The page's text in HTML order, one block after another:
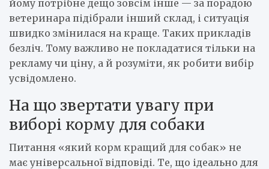
йому потрібне дещо зовсім інше — за порадою
ветеринара підібрали інший склад, і ситуація
швидко змінилася на краще. Таких прикладів
безліч. Тому важливо не покладатися тільки на
рекламу чи ціну, а й розуміти, як робити вибір
усвідомлено.
На що звертати увагу при
виборі корму для собаки
Питання «який корм кращий для собак» не
має універсальної відповіді. Те, що ідеально для